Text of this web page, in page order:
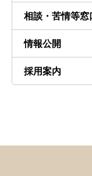
相談・苦情等窓
情報公開
採用案内